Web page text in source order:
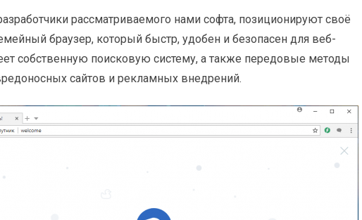
рассматриваемого нами софта, позиционируют своё
браузер, который быстр, удобен и безопасен для веб-
собственную поисковую систему, а также передовые методы
сайтов и рекламных внедрений.